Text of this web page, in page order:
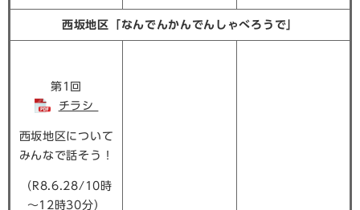
西坂地区「なんでんかんでんしゃべろうで」
第1回
チラシ
西坂地区について
みんなで話そう！
（R8.6.28/10時
～12時30分）